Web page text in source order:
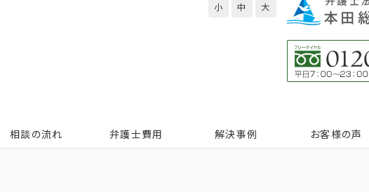
小 中 大
相談の流れ 弁護士費用 解決事例 お客様の声